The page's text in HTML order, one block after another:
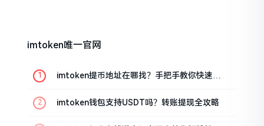
imtoken唯一官网
imtoken提币地址在哪找？手把手教你快速查
imtoken钱包支持USDT吗？转账提现全攻略